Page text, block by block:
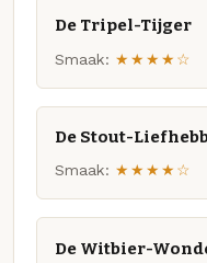
De Tripel-Tijger
Smaak: ★★★★☆
De Stout-
Smaak: ★★★★☆
De Witbier-